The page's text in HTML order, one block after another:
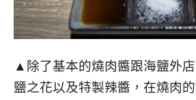
▲除了基本的燒肉醬跟海鹽外
鹽之花以及特製辣醬，在燒肉